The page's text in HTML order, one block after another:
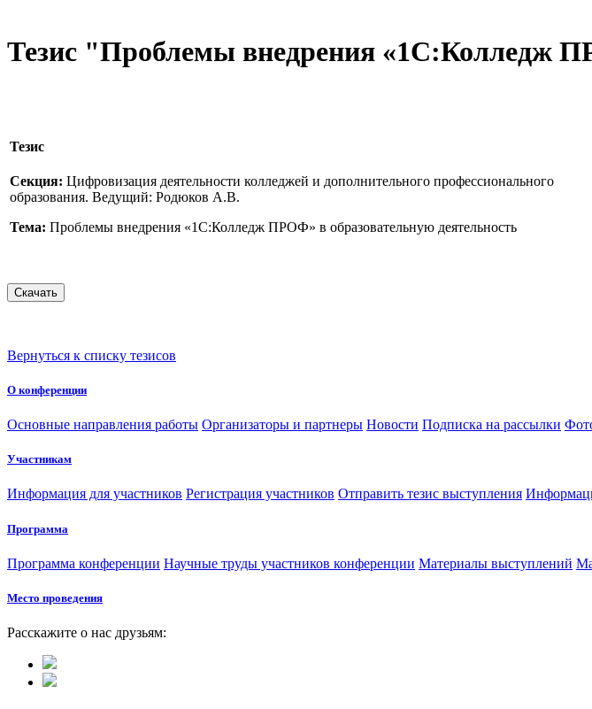
Тезис "Проблемы внедрения «1С:Колледж
Тезис
Секция: Цифровизация деятельности колледжей и дополнительного профессионального
образования. Ведущий: Родюков А.В.
Тема: Проблемы внедрения «1С:Колледж ПРОФ» в образовательную деятельность
Вернуться к списку тезисов
О конференции
Основные направления работы Организаторы и партнеры Новости Подписка на рассылки
Участникам
Информация для участников Регистрация участников Отправить тезис выступления
Программа
Программа конференции Научные труды участников конференции Материалы выступлений
Место проведения
Расскажите о нас друзьям: